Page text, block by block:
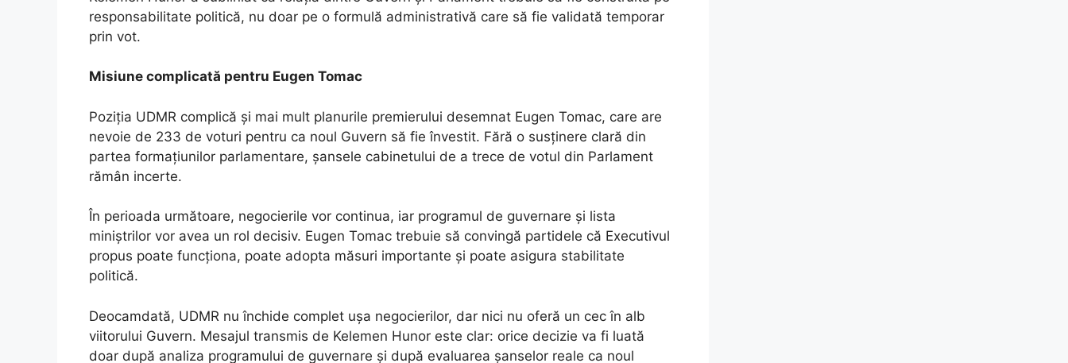
responsabilitate politică, nu doar pe o formulă administrativă care să fie validată temporar
prin vot.
Misiune complicată pentru Eugen Tomac
Poziția UDMR complică și mai mult planurile premierului desemnat Eugen Tomac, care are
nevoie de 233 de voturi pentru ca noul Guvern să fie învestit. Fără o susținere clară din
partea formațiunilor parlamentare, șansele cabinetului de a trece de votul din Parlament
rămân incerte.
În perioada următoare, negocierile vor continua, iar programul de guvernare și lista
miniștrilor vor avea un rol decisiv. Eugen Tomac trebuie să convingă partidele că Executivul
propus poate funcționa, poate adopta măsuri importante și poate asigura stabilitate
politică.
Deocamdată, UDMR nu închide complet ușa negocierilor, dar nici nu oferă un cec în alb
viitorului Guvern. Mesajul transmis de Kelemen Hunor este clar: orice decizie va fi luată
doar după analiza programului de guvernare și după evaluarea șanselor reale ca noul